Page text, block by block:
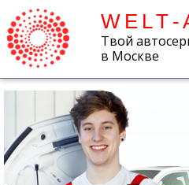
W E L T -
Твой
в Москве